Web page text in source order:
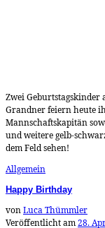
Zwei
Grandner feiern heute
Mannschaftskapitän
und weitere gelb-
dem Feld sehen!
Allgemein
Happy Birthday
vonLuca Thümmler
Veröffentlicht am28.